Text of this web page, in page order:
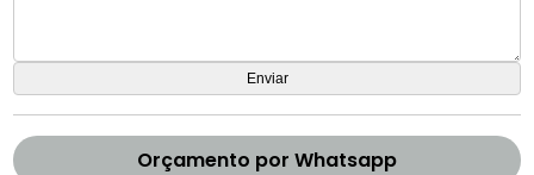
Orçamento por Whatsapp